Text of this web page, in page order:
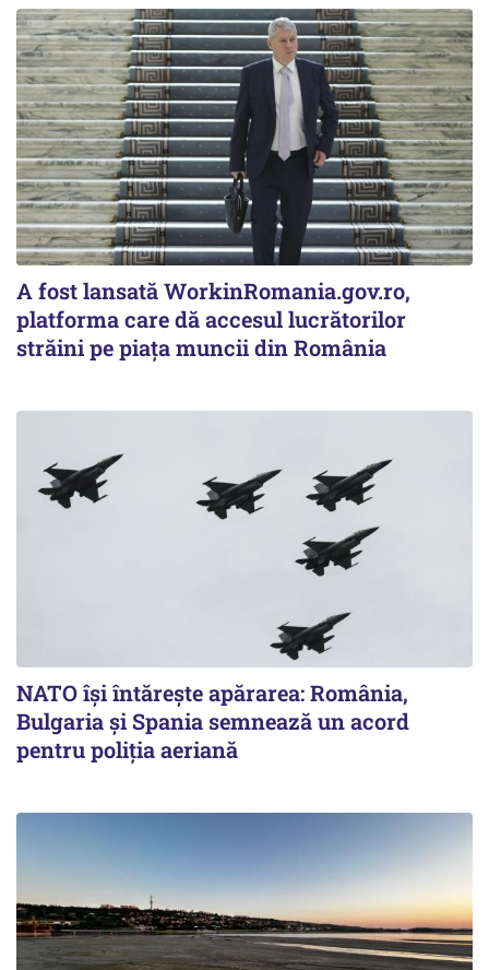
A fost lansată WorkinRomania.gov.ro,
platforma care dă accesul lucrătorilor
străini pe piața muncii din România
NATO își întărește apărarea: România,
Bulgaria și Spania semnează un acord
pentru poliția aeriană